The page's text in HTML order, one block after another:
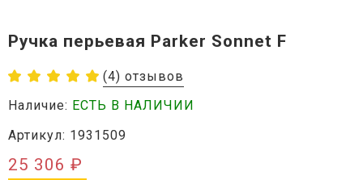
Ручка перьевая Parker Sonnet F
(4) отзывов
Наличие: ЕСТЬ В НАЛИЧИИ
Артикул: 1931509
25 306 ₽